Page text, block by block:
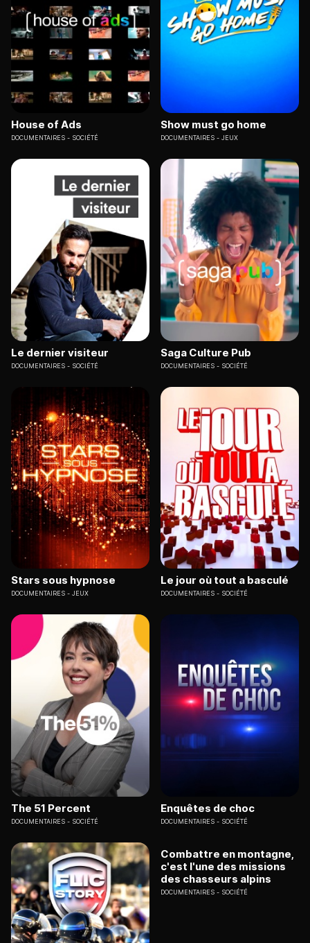
House of Ads
DOCUMENTAIRES SOCIÉTÉ
Show must go home
DOCUMENTAIRES JEUX
Le dernier visiteur
DOCUMENTAIRES SOCIÉTÉ
Saga Culture Pub
DOCUMENTAIRES SOCIÉTÉ
Stars sous hypnose
DOCUMENTAIRES JEUX
Le jour où tout a basculé
DOCUMENTAIRES SOCIÉTÉ
The 51 Percent
DOCUMENTAIRES SOCIÉTÉ
Enquêtes de choc
DOCUMENTAIRES SOCIÉTÉ
Combattre en montagne,
c'est l'une des missions
des chasseurs alpins
DOCUMENTAIRES SOCIÉTÉ